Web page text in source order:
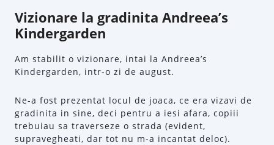
Vizionare la gradinita Andreea’s
Kindergarden
Am stabilit o vizionare, intai la Andreea’s
Kindergarden, intr-o zi de august.
Ne-a fost prezentat locul de joaca, ce era vizavi de
gradinita in sine, deci pentru a iesi afara, copiii
trebuiau sa traverseze o strada (evident,
supravegheati, dar tot nu m-a incantat deloc).